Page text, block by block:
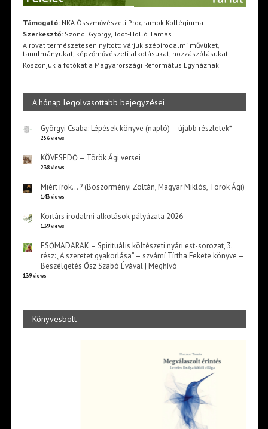
Támogató:NKA Összművészeti Programok Kollégiuma
Szerkesztő:Szondi György, Toót-Holló Tamás
A rovat természetesen nyitott: várjuk szépirodalmi művüket,
tanulmányukat, képzőművészeti alkotásukat, hozzászólásukat.
Köszönjük a fotókat a Magyarországi Református Egyháznak
A hónap legolvasottabb bejegyzései
Györgyi Csaba: Lépések könyve (napló) – újabb részletek*
256 views
KÖVESEDŐ – Török Ági versei
238 views
Miért írok… ? (Böszörményi Zoltán, Magyar Miklós, Török Ági)
143 views
Kortárs irodalmi alkotások pályázata 2026
139 views
ESŐMADARAK – Spirituális költészeti nyári est-sorozat, 3.
rész: „A szeretet gyakorlása” – szvámí Tírtha Fekete könyve –
Beszélgetés Ősz Szabó Évával | Meghívó
139 views
Könyvesbolt